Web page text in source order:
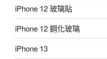
iPhone 12 玻璃貼
iPhone 12 鋼化玻璃
iPhone 13